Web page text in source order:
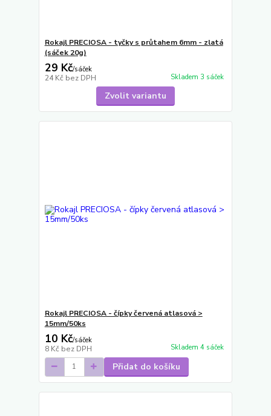
Rokajl PRECIOSA - tyčky s průtahem 6mm - zlatá
(sáček 20g)
29 Kč/sáček
24 Kč bez DPH Skladem 3 sáček
Zvolit variantu
Rokajl PRECIOSA - čípky červená atlasová >
15mm/50ks
10 Kč/sáček
8 Kč bez DPH Skladem 4 sáček
Přidat do košíku